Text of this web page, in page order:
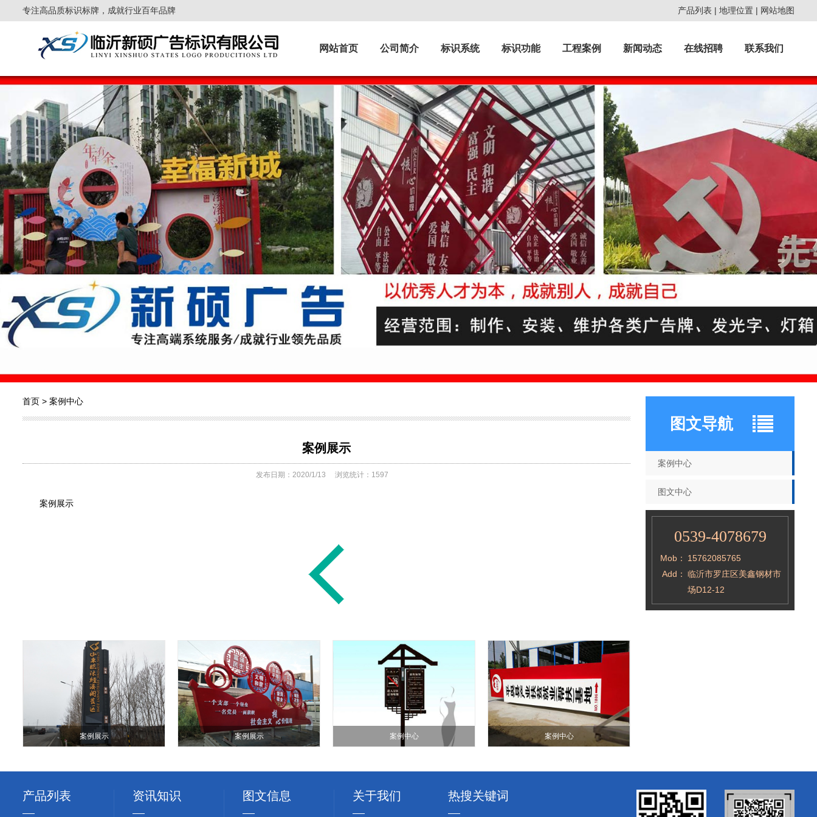
专注高品质标识标牌，成就行业百年品牌 产品列表 | 地理位置 | 网站地图
网站首页 公司简介 标识系统 标识功能 工程案例 新闻动态 在线招聘 联系我们
首页 > 案例中心
案例展示
发布日期：2020/1/13 浏览统计：1597
案例展示
案例展示 案例展示 案例中心 案例中心
图文导航
案例中心
图文中心
0539-4078679
Mob：
15762085765
Add： 临沂市罗庄区美鑫钢材市
场D12-12
产品列表 资讯知识 图文信息 关于我们 热搜关键词